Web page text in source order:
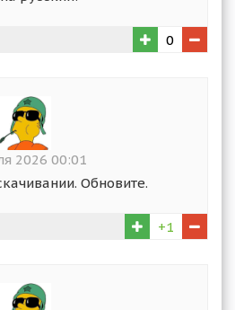
0
2026 00:01
Обновите.
+1